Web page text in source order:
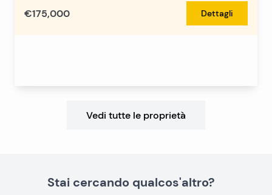
€175,000 Dettagli
Vedi tutte le proprietà
Stai cercando qualcos'altro?